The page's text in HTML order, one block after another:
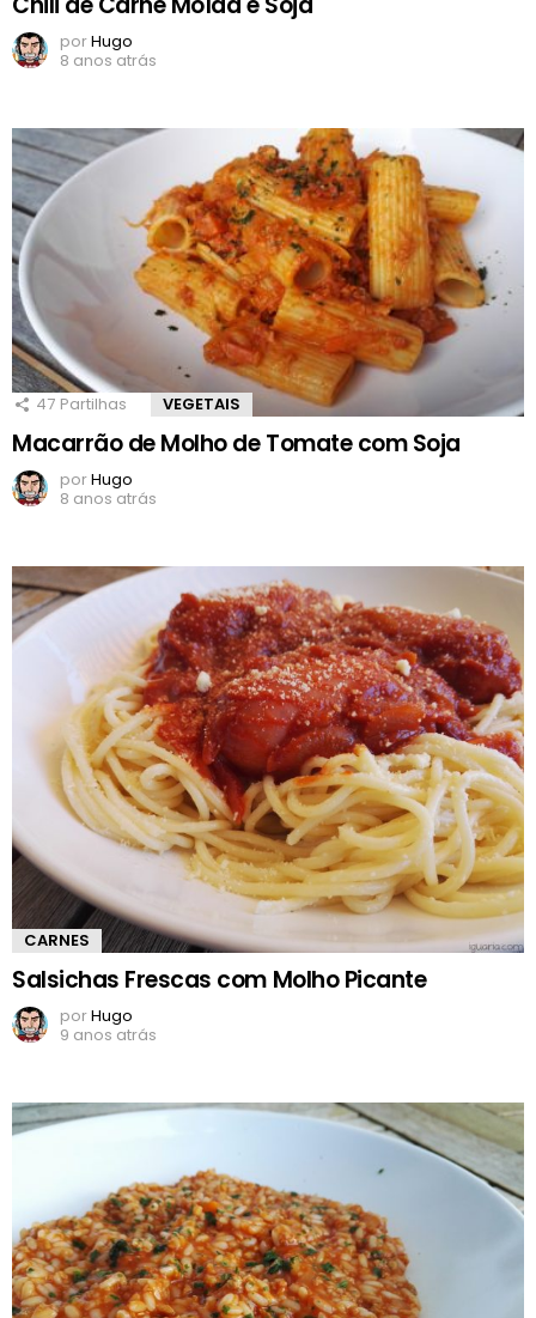
porHugo
8 anos atrás
47 Partilhas VEGETAIS
Macarrão de Molho de Tomate com Soja
porHugo
8 anos atrás
CARNES
Salsichas Frescas com Molho Picante
porHugo
9 anos atrás